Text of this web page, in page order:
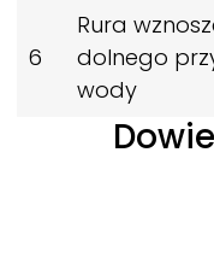
6
Rura
dolnego
wody